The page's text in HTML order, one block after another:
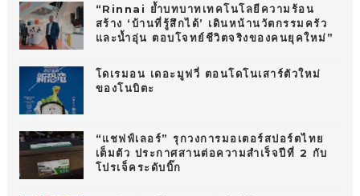
“Rinnai ย้ำบทบาทเทคโนโลยีความร้อน
สร้าง ‘บ้านที่รู้สึกได้’ เดินหน้านวัตกรรมครัว
และน้ำอุ่น ตอบโจทย์ชีวิตจริงของคนยุคใหม่”
โดเรมอน เดอะมูฟวี่ ตอนโดโนเสาร์ตัวใหม่
ของโนบิตะ
“แชฟฟ์เลอร์” รุกวงการมอเตอร์สปอร์ตไทย
เต็มตัว ประกาศสานต่อความสำเร็จปีที่ 2 กับ
โปรเจ็คระดับบิ๊ก